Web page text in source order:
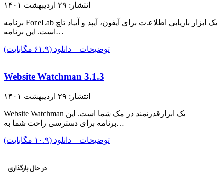
انتشار: ۲۹ اردیبهشت ۱۴۰۱
برنامه FoneLab یک ابزار بازیابی اطلاعات برای آیفون، آیپد و آیپاد تاچ
است. این برنامه…
توضیحات + دانلود (۶۱.۹ مگابایت)
Website Watchman 3.1.3
انتشار: ۲۹ اردیبهشت ۱۴۰۱
Website Watchman یک ابزارقدرتمند در مک شما است. این
برنامه برای دسترسی راحت شما به…
توضیحات + دانلود (۱۰.۹ مگابایت)